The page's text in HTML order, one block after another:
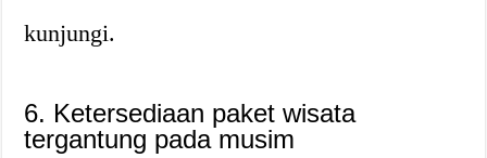
kunjungi.
6. Ketersediaan paket wisata
tergantung pada musim